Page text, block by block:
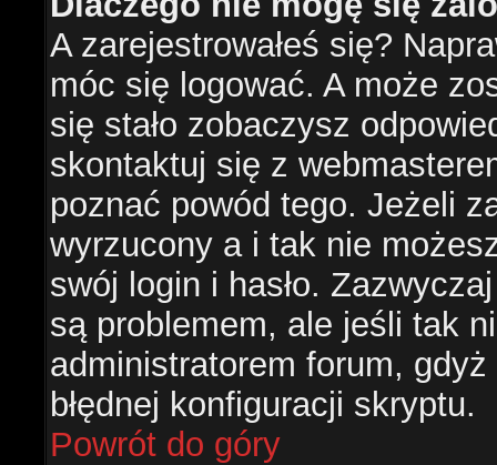
A zarejestrowałeś się?
móc się logować. A może
się stało zobaczysz
skontaktuj się z
poznać powód tego. Jeżeli
wyrzucony a i tak nie
swój login i hasło.
są problemem, ale jeśli tak
administratorem forum,
błędnej konfiguracji skryptu.
Powrót do góry